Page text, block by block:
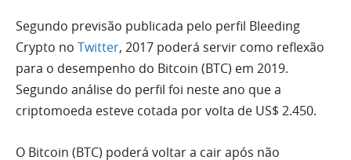
Segundo previsão publicada pelo perfil Bleeding
Crypto no Twitter, 2017 poderá servir como reflexão
para o desempenho do Bitcoin (BTC) em 2019.
Segundo análise do perfil foi neste ano que a
criptomoeda esteve cotada por volta de US$ 2.450.
O Bitcoin (BTC) poderá voltar a cair após não